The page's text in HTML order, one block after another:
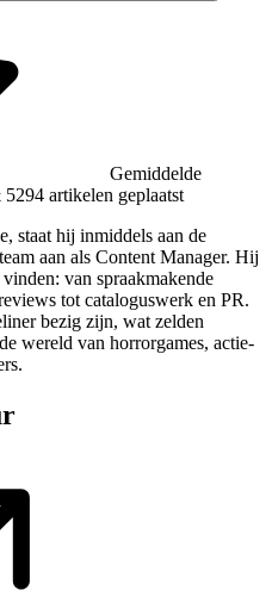
Gemiddelde
5294 artikelen geplaatst
staat hij inmiddels aan de
aan als Content Manager. Hij
van spraakmakende
tot cataloguswerk en PR.
bezig zijn, wat zelden
wereld van horrorgames, actie-